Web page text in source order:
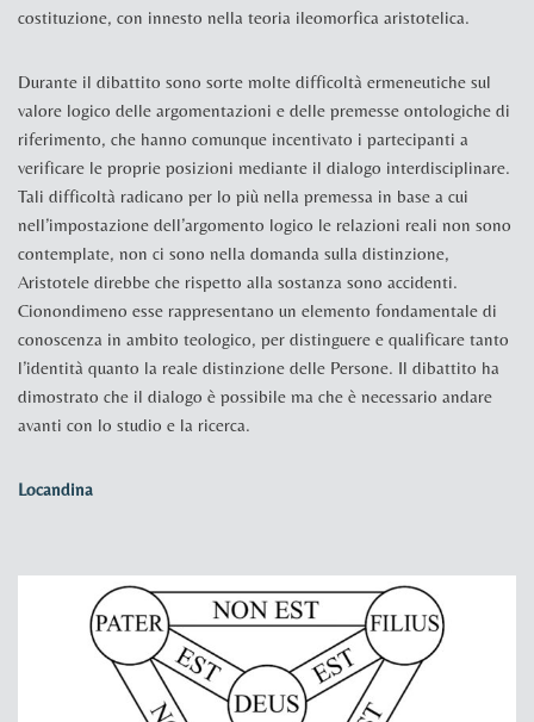
costituzione, con innesto nella teoria ileomorfica aristotelica.
Durante il dibattito sono sorte molte difficoltà ermeneutiche sul
valore logico delle argomentazioni e delle premesse ontologiche di
riferimento, che hanno comunque incentivato i partecipanti a
verificare le proprie posizioni mediante il dialogo interdisciplinare.
Tali difficoltà radicano per lo più nella premessa in base a cui
nell’impostazione dell’argomento logico le relazioni reali non sono
contemplate, non ci sono nella domanda sulla distinzione,
Aristotele direbbe che rispetto alla sostanza sono accidenti.
Cionondimeno esse rappresentano un elemento fondamentale di
conoscenza in ambito teologico, per distinguere e qualificare tanto
l’identità quanto la reale distinzione delle Persone. Il dibattito ha
dimostrato che il dialogo è possibile ma che è necessario andare
avanti con lo studio e la ricerca.
Locandina